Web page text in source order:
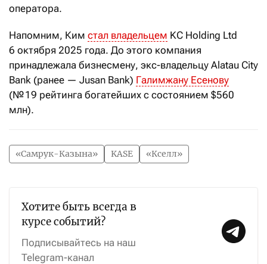
оператора.
Напомним, Ким стал владельцем KC Holding Ltd
6 октября 2025 года. До этого компания
принадлежала бизнесмену, экс-владельцу Alatau City
Bank (ранее — Jusan Bank) Галимжану Есенову
(№ 19 рейтинга богатейших с состоянием $560
млн).
«Самрук-Казына» KASE «Кселл»
Хотите быть всегда в
курсе событий?
Подписывайтесь на наш
Telegram-канал